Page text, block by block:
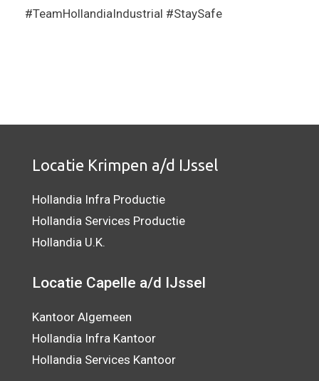
#TeamHollandiaIndustrial #StaySafe
Locatie Krimpen a/d IJssel
Hollandia Infra Productie
Hollandia Services Productie
Hollandia U.K.
Locatie Capelle a/d IJssel
Kantoor Algemeen
Hollandia Infra Kantoor
Hollandia Services Kantoor